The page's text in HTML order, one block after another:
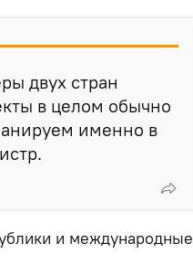
двух стран
в целом обычно
именно в
и международные